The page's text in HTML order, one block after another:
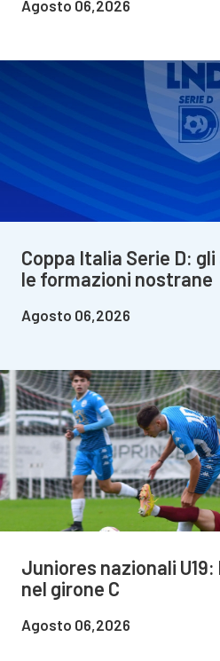
Agosto 06,2026
Coppa Italia Serie D:
le formazioni nostrane
Agosto 06,2026
Juniores nazionali
nel girone C
Agosto 06,2026